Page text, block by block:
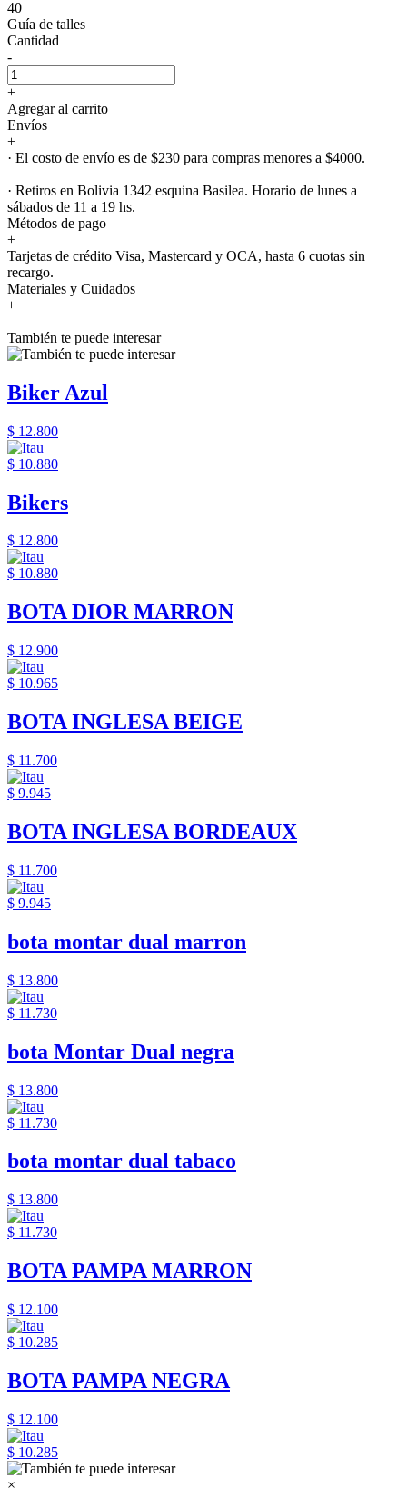
40
Guía de talles
Cantidad
-
+
Agregar al carrito
Envíos
+
· El costo de envío es de $230 para compras menores a $4000.
· Retiros en Bolivia 1342 esquina Basilea. Horario de lunes a
sábados de 11 a 19 hs.
Métodos de pago
+
Tarjetas de crédito Visa, Mastercard y OCA, hasta 6 cuotas sin
recargo.
Materiales y Cuidados
+
También te puede interesar
Biker Azul
$ 12.800
$ 10.880
Bikers
$ 12.800
$ 10.880
BOTA DIOR MARRON
$ 12.900
$ 10.965
BOTA INGLESA BEIGE
$ 11.700
$ 9.945
BOTA INGLESA BORDEAUX
$ 11.700
$ 9.945
bota montar dual marron
$ 13.800
$ 11.730
bota Montar Dual negra
$ 13.800
$ 11.730
bota montar dual tabaco
$ 13.800
$ 11.730
BOTA PAMPA MARRON
$ 12.100
$ 10.285
BOTA PAMPA NEGRA
$ 12.100
$ 10.285
×